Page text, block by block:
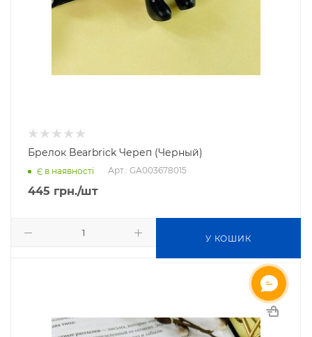
Брелок Bearbrick Череп (Черный)
Є в наявності Арт.: GA003678015
445 грн./шт
У КОШИК
ОНЛАЙН ЧАТ